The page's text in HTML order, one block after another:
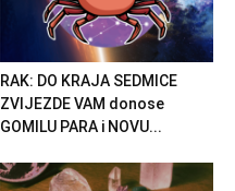
RAK: DO KRAJA SEDMICE
ZVIJEZDE VAM donose
GOMILU PARA i NOVU...